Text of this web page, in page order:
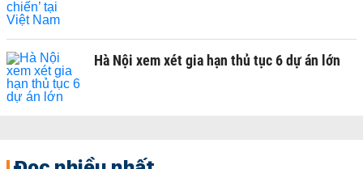
Hà Nội xem xét gia hạn thủ tục 6 dự án lớn